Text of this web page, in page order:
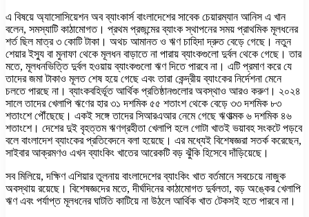
এ বিষয়ে অ্যাসোসিয়েশন অব ব্যাংকার্স বাংলাদেশের সাবেক চেয়ারম্যান আনিস এ খান
বলেন, সমস্যাটি কাঠামোগত। প্রথম প্রজন্মের ব্যাংক স্থাপনের সময় প্রাথমিক মূলধনের
শর্ত ছিল মাত্র ৩ কোটি টাকা। অথচ আমানত ও ঋণ চাহিদা দ্রুত বেড়ে গেছে। নতুন
শেয়ার ইস্যু বা মুনাফা থেকে মূলধন বাড়াতে না পারায় ব্যাংকগুলো দুর্বল থেকে গেছে। তার
মতে, মূলধনভিত্তি দুর্বল হওয়ায় ব্যাংকগুলো ঋণ দিতে পারবে না। এটি প্রমাণ করে যে
তাদের জমা টাকাও মূলত শেষ হয়ে গেছে এবং তারা কেন্দ্রীয় ব্যাংকের নির্দেশনা মেনে
চলতে পারছে না। ব্যাংকবহির্ভূত আর্থিক প্রতিষ্ঠানগুলোর অবস্থাও আরও করুণ। ২০২৪
সালে তাদের খেলাপি ঋণের হার ৩১ দশমিক ৫৫ শতাংশ থেকে বেড়ে ৩৩ দশমিক ৮৩
শতাংশে পৌঁছেছে। একই সঙ্গে তাদের সিআরএআর নেমে গেছে ঋণাত্মক ৬ দশমিক ৪৬
শতাংশে। দেশের দুই বৃহত্তম ঋণগ্রহীতা খেলাপি হলে গোটা খাতই ভয়াবহ সংকটে পড়বে
বলে বাংলাদেশ ব্যাংকের প্রতিবেদনে বলা হয়েছে। এর মধ্যেই বিশেষজ্ঞরা সতর্ক করেছেন,
সাইবার আক্রমণও এখন ব্যাংকিং খাতের আরেকটি বড় ঝুঁকি হিসেবে দাঁড়িয়েছে।
সব মিলিয়ে, দক্ষিণ এশিয়ার তুলনায় বাংলাদেশের ব্যাংকিং খাত বর্তমানে সবচেয়ে নাজুক
অবস্থায় রয়েছে। বিশেষজ্ঞদের মতে, দীর্ঘদিনের কাঠামোগত দুর্বলতা, বড় অঙ্কের খেলাপি
ঋণ এবং পর্যাপ্ত মূলধনের ঘাটতি কাটিয়ে না উঠলে আর্থিক খাত টেকসই হতে পারবে না।